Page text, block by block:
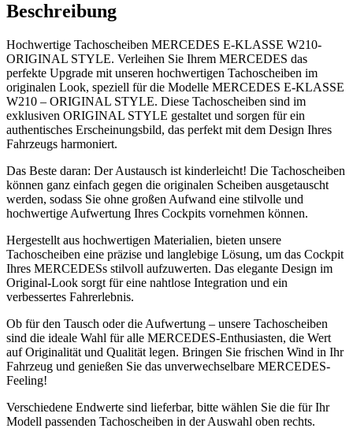
Beschreibung
Hochwertige Tachoscheiben MERCEDES E-KLASSE W210-
ORIGINAL STYLE. Verleihen Sie Ihrem MERCEDES das
perfekte Upgrade mit unseren hochwertigen Tachoscheiben im
originalen Look, speziell für die Modelle MERCEDES E-KLASSE
W210 – ORIGINAL STYLE. Diese Tachoscheiben sind im
exklusiven ORIGINAL STYLE gestaltet und sorgen für ein
authentisches Erscheinungsbild, das perfekt mit dem Design Ihres
Fahrzeugs harmoniert.
Das Beste daran: Der Austausch ist kinderleicht! Die Tachoscheiben
können ganz einfach gegen die originalen Scheiben ausgetauscht
werden, sodass Sie ohne großen Aufwand eine stilvolle und
hochwertige Aufwertung Ihres Cockpits vornehmen können.
Hergestellt aus hochwertigen Materialien, bieten unsere
Tachoscheiben eine präzise und langlebige Lösung, um das Cockpit
Ihres MERCEDESs stilvoll aufzuwerten. Das elegante Design im
Original-Look sorgt für eine nahtlose Integration und ein
verbessertes Fahrerlebnis.
Ob für den Tausch oder die Aufwertung – unsere Tachoscheiben
sind die ideale Wahl für alle MERCEDES-Enthusiasten, die Wert
auf Originalität und Qualität legen. Bringen Sie frischen Wind in Ihr
Fahrzeug und genießen Sie das unverwechselbare MERCEDES-
Feeling!
Verschiedene Endwerte sind lieferbar, bitte wählen Sie die für Ihr
Modell passenden Tachoscheiben in der Auswahl oben rechts.